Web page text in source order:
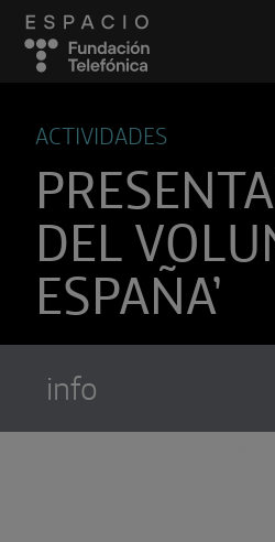
ACTIVIDADES
DEL
ESPAÑA’
info